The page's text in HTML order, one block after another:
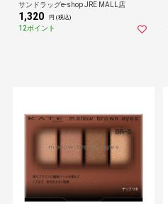
サンドラッグe-shop JRE MALL店
1,320 円 (税込)
12ポイント